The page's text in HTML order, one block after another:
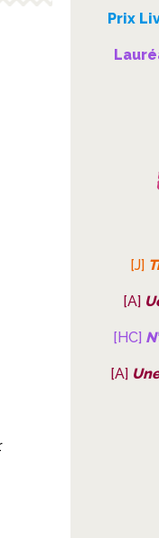
Prix
[J]
[A]
[HC]
[A]